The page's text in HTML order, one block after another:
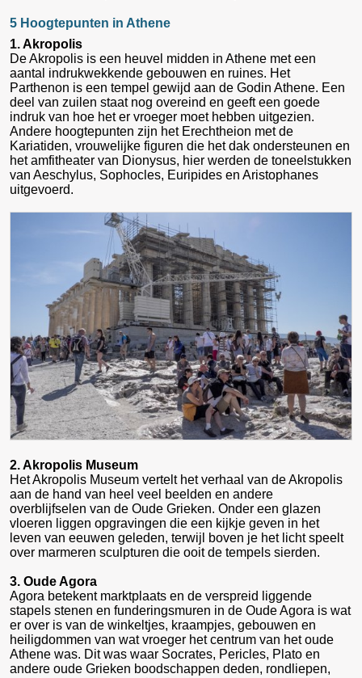
5 Hoogtepunten in Athene
1. Akropolis
De Akropolis is een heuvel midden in Athene met een
aantal indrukwekkende gebouwen en ruines. Het
Parthenon is een tempel gewijd aan de Godin Athene. Een
deel van zuilen staat nog overeind en geeft een goede
indruk van hoe het er vroeger moet hebben uitgezien.
Andere hoogtepunten zijn het Erechtheion met de
Kariatiden, vrouwelijke figuren die het dak ondersteunen en
het amfitheater van Dionysus, hier werden de toneelstukken
van Aeschylus, Sophocles, Euripides en Aristophanes
uitgevoerd.
2. Akropolis Museum
Het Akropolis Museum vertelt het verhaal van de Akropolis
aan de hand van heel veel beelden en andere
overblijfselen van de Oude Grieken. Onder een glazen
vloeren liggen opgravingen die een kijkje geven in het
leven van eeuwen geleden, terwijl boven je het licht speelt
over marmeren sculpturen die ooit de tempels sierden.
3. Oude Agora
Agora betekent marktplaats en de verspreid liggende
stapels stenen en funderingsmuren in de Oude Agora is wat
er over is van de winkeltjes, kraampjes, gebouwen en
heiligdommen van wat vroeger het centrum van het oude
Athene was. Dit was waar Socrates, Pericles, Plato en
andere oude Grieken boodschappen deden, rondliepen,